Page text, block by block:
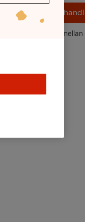
Välj butik och
kan variera